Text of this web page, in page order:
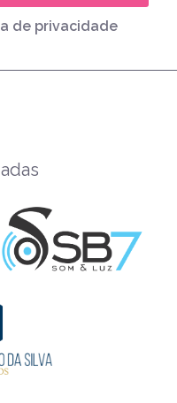
de privacidade